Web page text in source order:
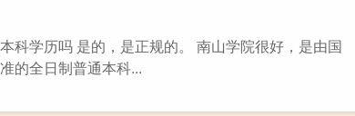
科学历吗 是的，是正规的。 南山学院很好，是由国
的全日制普通本科...